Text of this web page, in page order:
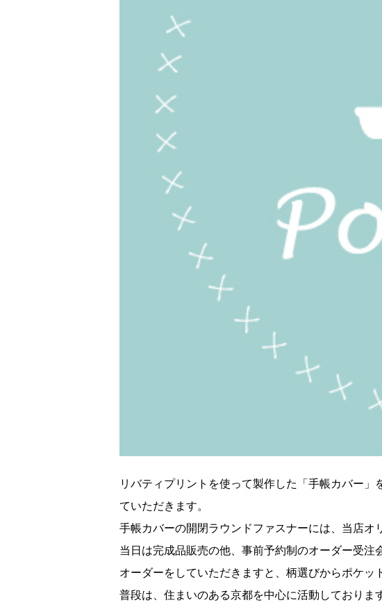
リバティプリントを使って製作した「手帳カバー
ていただきます。
手帳カバーの開閉ラウンドファスナーには、当店オ
当日は完成品販売の他、事前予約制のオーダー受注
オーダーをしていただきますと、柄選びからポケッ
普段は、住まいのある京都を中心に活動しておりま